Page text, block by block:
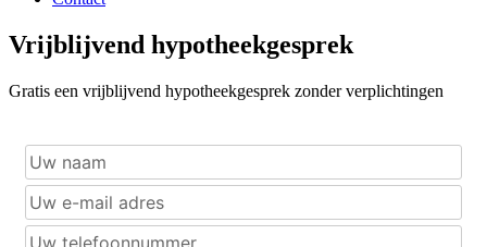
Vrijblijvend hypotheekgesprek
Gratis een vrijblijvend hypotheekgesprek zonder verplichtingen